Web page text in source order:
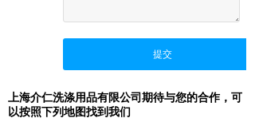
提交
上海介仁洗涤用品有限公司期待与您的合作，可
以按照下列地图找到我们